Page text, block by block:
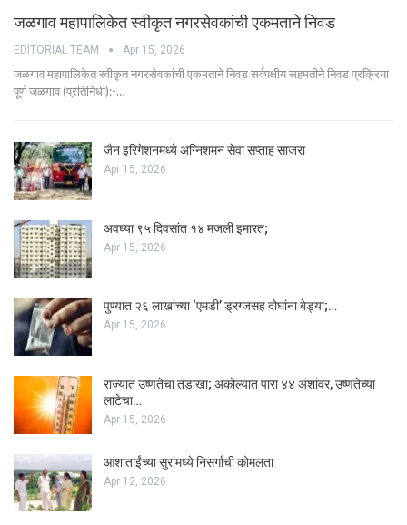
जळगाव महापालिकेत स्वीकृत नगरसेवकांची एकमताने निवड
EDITORIAL TEAM Apr 15, 2026
जळगाव महापालिकेत स्वीकृत नगरसेवकांची एकमताने निवड सर्वपक्षीय सहमतीने निवड प्रक्रिया
पूर्ण जळगाव (प्रतिनिधी):-…
जैन इरिगेशनमध्ये अग्निशमन सेवा सप्ताह साजरा
Apr 15, 2026
अवघ्या ९५ दिवसांत १४ मजली इमारत;
Apr 15, 2026
पुण्यात २६ लाखांच्या ‘एमडी’ ड्रग्जसह दोघांना बेड्या;…
Apr 15, 2026
राज्यात उष्णतेचा तडाखा; अकोल्यात पारा ४४ अंशांवर, उष्णतेच्या
लाटेचा…
Apr 15, 2026
आशाताईंच्या सुरांमध्ये निसर्गाची कोमलता
Apr 12, 2026